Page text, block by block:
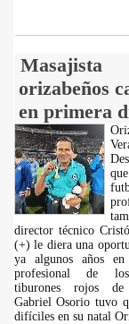
Masajista
orizabeños
en primera
director técnico
(+) le diera una
ya algunos años
profesional de
tiburones rojos de
Gabriel Osorio tuvo
difíciles en su natal